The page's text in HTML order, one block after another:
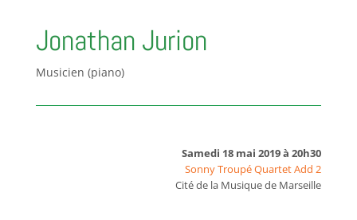
Jonathan Jurion
Musicien (piano)
Samedi 18 mai 2019 à 20h30
Sonny Troupé Quartet Add 2
Cité de la Musique de Marseille